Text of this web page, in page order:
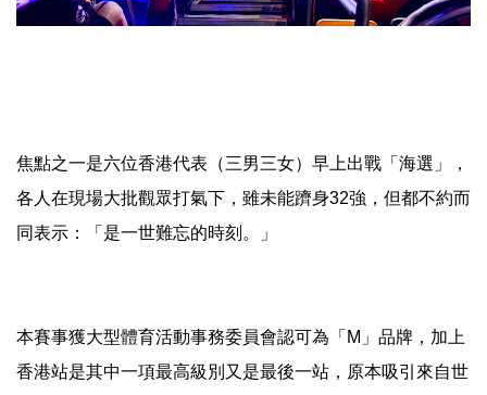
焦點之一是六位香港代表（三男三女）早上出戰「海選」，
各人在現場大批觀眾打氣下，雖未能躋身32強，但都不約而
同表示：「是一世難忘的時刻。」
本賽事獲大型體育活動事務委員會認可為「M」品牌，加上
香港站是其中一項最高級別又是最後一站，原本吸引來自世